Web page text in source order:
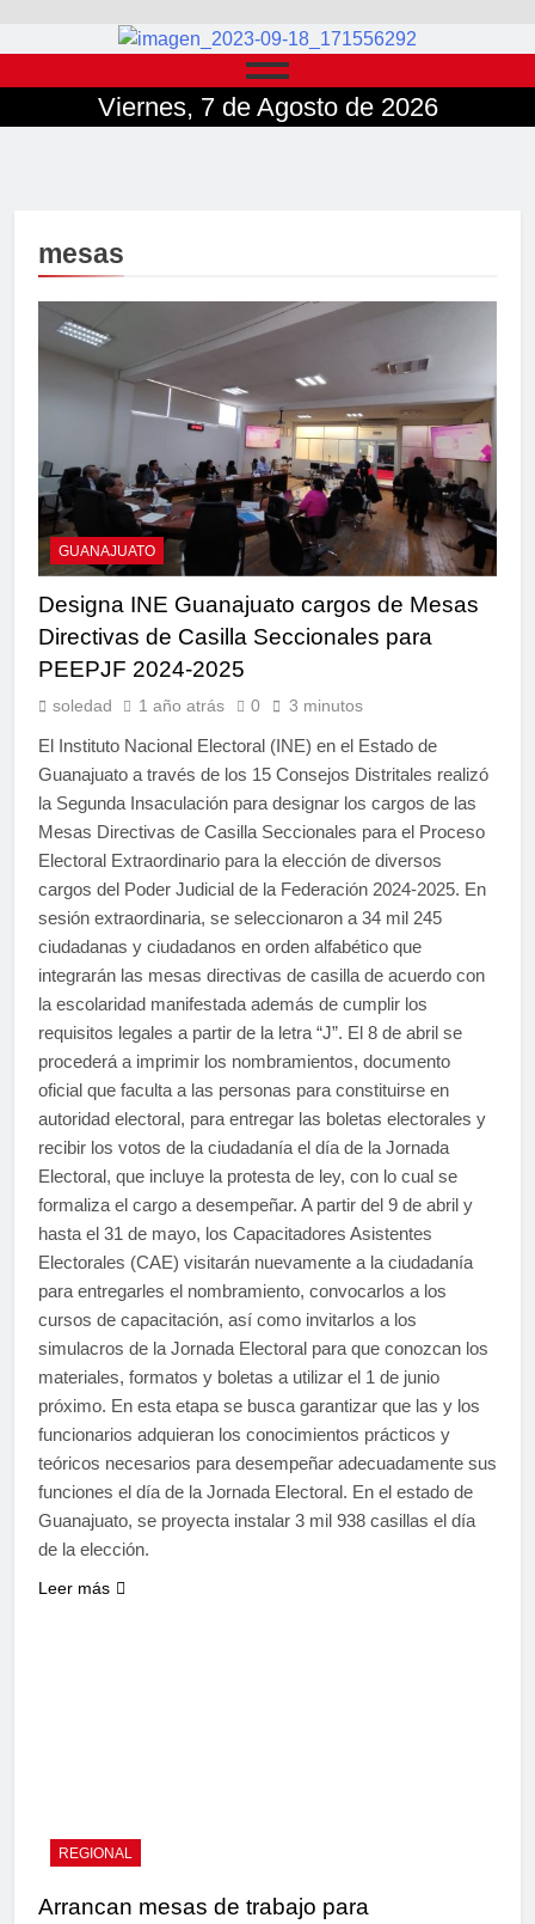
Viernes, 7 de Agosto de 2026
mesas
GUANAJUATO
Designa INE Guanajuato cargos de Mesas
Directivas de Casilla Seccionales para
PEEPJF 2024-2025
soledad 1 año atrás 0 3 minutos
El Instituto Nacional Electoral (INE) en el Estado de
Guanajuato a través de los 15 Consejos Distritales realizó
la Segunda Insaculación para designar los cargos de las
Mesas Directivas de Casilla Seccionales para el Proceso
Electoral Extraordinario para la elección de diversos
cargos del Poder Judicial de la Federación 2024-2025. En
sesión extraordinaria, se seleccionaron a 34 mil 245
ciudadanas y ciudadanos en orden alfabético que
integrarán las mesas directivas de casilla de acuerdo con
la escolaridad manifestada además de cumplir los
requisitos legales a partir de la letra “J”. El 8 de abril se
procederá a imprimir los nombramientos, documento
oficial que faculta a las personas para constituirse en
autoridad electoral, para entregar las boletas electorales y
recibir los votos de la ciudadanía el día de la Jornada
Electoral, que incluye la protesta de ley, con lo cual se
formaliza el cargo a desempeñar. A partir del 9 de abril y
hasta el 31 de mayo, los Capacitadores Asistentes
Electorales (CAE) visitarán nuevamente a la ciudadanía
para entregarles el nombramiento, convocarlos a los
cursos de capacitación, así como invitarlos a los
simulacros de la Jornada Electoral para que conozcan los
materiales, formatos y boletas a utilizar el 1 de junio
próximo. En esta etapa se busca garantizar que las y los
funcionarios adquieran los conocimientos prácticos y
teóricos necesarios para desempeñar adecuadamente sus
funciones el día de la Jornada Electoral. En el estado de
Guanajuato, se proyecta instalar 3 mil 938 casillas el día
de la elección.
Leer más
REGIONAL
Arrancan mesas de trabajo para